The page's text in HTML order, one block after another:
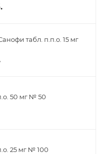
табл. п.п.о. 15 мг
50 мг № 50
25 мг № 100